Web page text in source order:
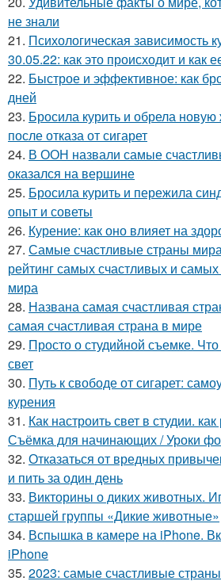
не знали
21. Психологическая зависимость
30.05.22: как это происходит и как
22. Быстрое и эффективное: как
дней
23. Бросила курить и обрела
после отказа от сигарет
24. В ООН назвали самые
оказался на вершине
25. Бросила курить и пережила
опыт и советы
26. Курение: как оно влияет на
27. Самые счастливые страны
рейтинг самых счастливых и
мира
28. Названа самая счастливая
самая счастливая страна в мире
29. Просто о студийной съемке.
свет
30. Путь к свободе от сигарет:
курения
31. Как настроить свет в студии.
Съёмка для начинающих / Уроки
32. Отказаться от вредных
и пить за один день
33. Викторины о диких животных.
старшей группы «Дикие животные»
34. Вспышка в камере на iPhone.
iPhone
35. 2023: самые счастливые